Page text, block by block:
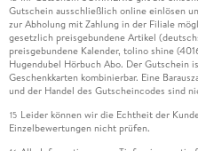
Gutschein ausschließlich online einlösen
zur Abholung mit Zahlung in der Filiale
gesetzlich preisgebundene Artikel
preisgebundene Kalender, tolino shine
Hugendubel Hörbuch Abo. Der Gutschein
Geschenkkarten kombinierbar. Eine
und der Handel des Gutscheincodes sind
15 Leider können wir die Echtheit der
Einzelbewertungen nicht prüfen.